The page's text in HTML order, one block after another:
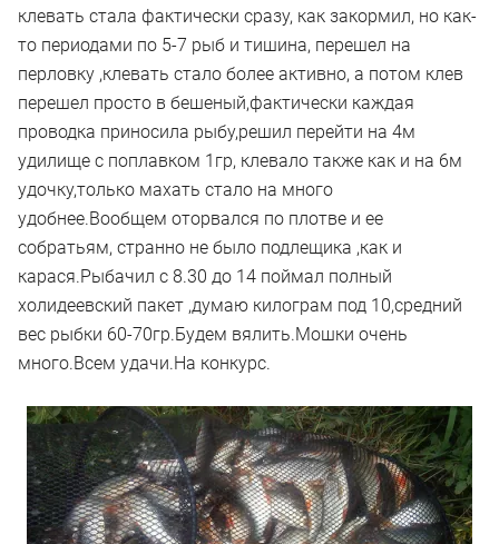
клевать стала фактически сразу, как закормил, но как-
то периодами по 5-7 рыб и тишина, перешел на
перловку ,клевать стало более активно, а потом клев
перешел просто в бешеный,фактически каждая
проводка приносила рыбу,решил перейти на 4м
удилище с поплавком 1гр, клевало также как и на 6м
удочку,только махать стало на много
удобнее.Вообщем оторвался по плотве и ее
собратьям, странно не было подлещика ,как и
карася.Рыбачил с 8.30 до 14 поймал полный
холидеевский пакет ,думаю килограм под 10,средний
вес рыбки 60-70гр.Будем вялить.Мошки очень
много.Всем удачи.На конкурс.